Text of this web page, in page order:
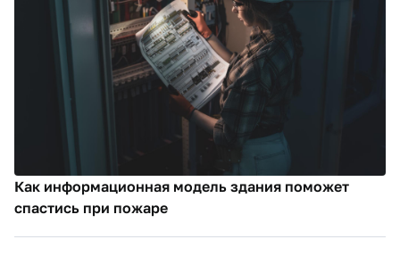
Как информационная модель здания поможет
спастись при пожаре